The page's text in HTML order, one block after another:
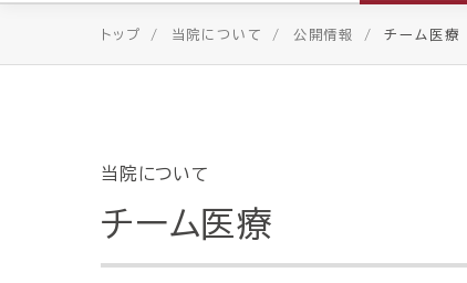
トップ 当院について 公開情報 チーム医療
当院について
チーム医療